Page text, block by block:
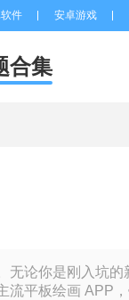
件 安卓游戏
合集
无论你是刚入坑
流平板绘画 APP